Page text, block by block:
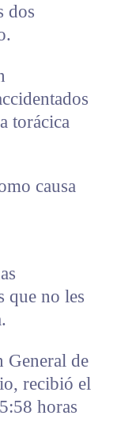
dos
torácica
causa
que no les
General de
recibió el
horas